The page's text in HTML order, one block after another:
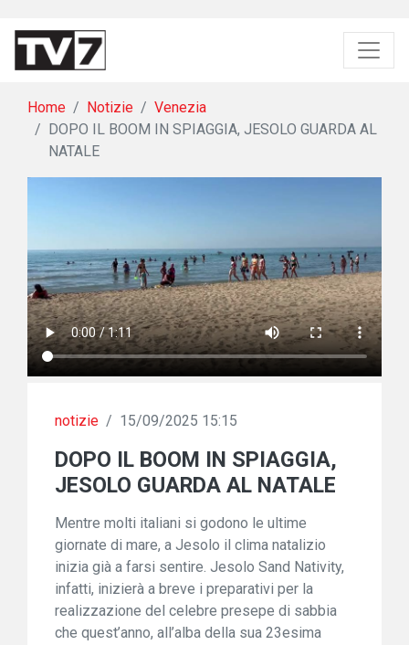
Home Notizie
Venezia
DOPO IL BOOM IN SPIAGGIA, JESOLO GUARDA AL
NATALE
notizie / 15/09/2025 15:15
DOPO IL BOOM IN SPIAGGIA,
JESOLO GUARDA AL NATALE
Mentre molti italiani si godono le ultime
giornate di mare, a Jesolo il clima natalizio
inizia già a farsi sentire. Jesolo Sand Nativity,
infatti, inizierà a breve i preparativi per la
realizzazione del celebre presepe di sabbia
che quest’anno, all’alba della sua 23esima